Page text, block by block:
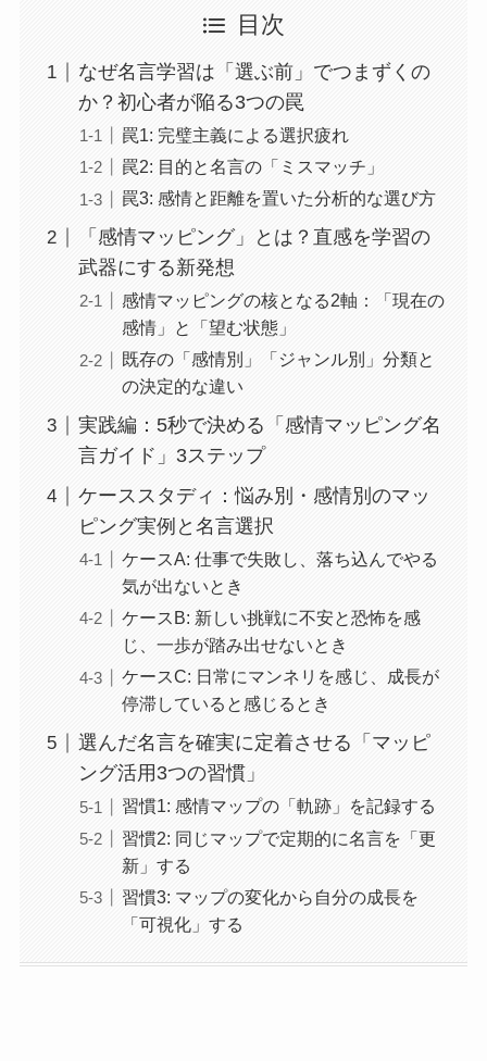
目次
なぜ名言学習は「選ぶ前」でつまずくの
か？初心者が陥る3つの罠
罠1: 完璧主義による選択疲れ
罠2: 目的と名言の「ミスマッチ」
罠3: 感情と距離を置いた分析的な選び方
「感情マッピング」とは？直感を学習の
武器にする新発想
感情マッピングの核となる2軸：「現在の
感情」と「望む状態」
既存の「感情別」「ジャンル別」分類と
の決定的な違い
実践編：5秒で決める「感情マッピング名
言ガイド」3ステップ
ケーススタディ：悩み別・感情別のマッ
ピング実例と名言選択
ケースA: 仕事で失敗し、落ち込んでやる
気が出ないとき
ケースB: 新しい挑戦に不安と恐怖を感
じ、一歩が踏み出せないとき
ケースC: 日常にマンネリを感じ、成長が
停滞していると感じるとき
選んだ名言を確実に定着させる「マッピ
ング活用3つの習慣」
習慣1: 感情マップの「軌跡」を記録する
習慣2: 同じマップで定期的に名言を「更
新」する
習慣3: マップの変化から自分の成長を
「可視化」する